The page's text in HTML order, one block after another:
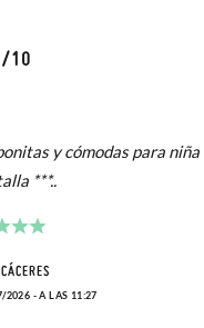
/10
y cómodas para niña
***..
2026 - A LAS 11:27